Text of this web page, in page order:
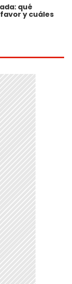
qué
y cuáles